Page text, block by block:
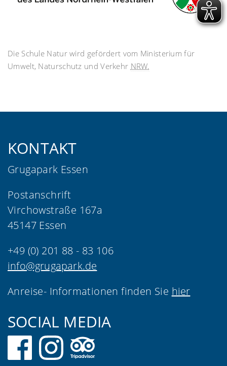
Die Schule Natur wird gefördert vom Ministerium für
Umwelt, Naturschutz und Verkehr NRW.
KONTAKT
Grugapark Essen
Postanschrift
Virchowstraße 167a
45147 Essen
+49 (0) 201 88 - 83 106
info@grugapark.de
Anreise- Informationen finden Sie hier
SOCIAL MEDIA